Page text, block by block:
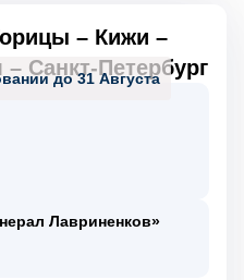
до 31 Августа
– Кижи –
– Санкт-Петербург
Лавриненков»